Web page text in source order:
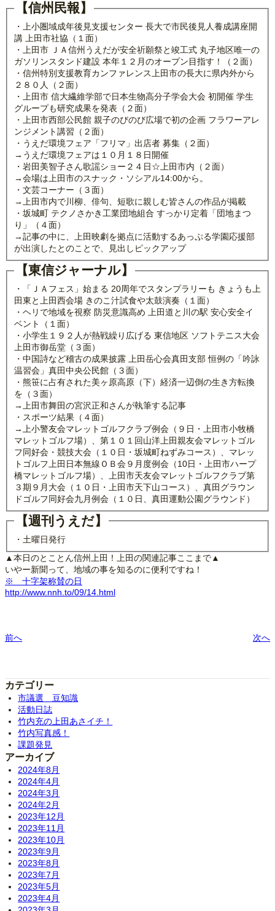
【信州民報】
・上小圏域成年後見支援センター 長大で市民後見人養成講座開
講 上田市社協（１面）
・上田市 ＪＡ信州うえだが安全祈願祭と竣工式 丸子地区唯一の
ガソリンスタンド建設 本年１２月のオープン目指す！（２面）
・信州特別支援教育カンファレンス上田市の長大に県内外から
２８０人（２面）
・上田市 信大繊維学部で日本生物高分子学会大会 初開催 学生
グループも研究成果を発表（２面）
・上田市西部公民館 親子のびのび広場で初の企画 フラワーアレ
ンジメント講習（２面）
・うえだ環境フェア「フリマ」出店者 募集（２面）
→うえだ環境フェアは１０月１８日開催
・岩田美智子さん歌謡ショー２４日☆上田市内（２面）
→会場は上田市のスナック・ソシアル14:00から。
・文芸コーナー（３面）
→上田市内で川柳、俳句、短歌に親しむ皆さんの作品が掲載
・坂城町 テクノさかき工業団地組合 すっかり定着「団地まつ
り」（４面）
→記事の中に、上田映劇を拠点に活動するあっぷる学園応援部
が出演したとのことで、見出しピックアップ
【東信ジャーナル】
・「ＪＡフェス」始まる 20周年でスタンプラリーも きょうも上
田東と上田西会場 きのこ汁試食や太鼓演奏（１面）
・ヘリで地域を視察 防災意識高め 上田道と川の駅 安心安全イ
ベント（１面）
・小学生１９２人が熱戦繰り広げる 東信地区 ソフトテニス大会
上田市御岳堂（３面）
・中国詩など稽古の成果披露 上田岳心会真田支部 恒例の「吟詠
温習会」真田中央公民館（３面）
・熊笹に占有された美ヶ原高原（下）経済一辺倒の生き方転換
を（３面）
→上田市舞田の宮沢正和さんが執筆する記事
・スポーツ結果（４面）
→上小警友会マレットゴルフクラブ例会（９日・上田市小牧橋
マレットゴルフ場）、第１０１回山洋上田親友会マレットゴル
フ同好会・競技大会（１０日・坂城町ねずみコース）、マレッ
トゴルフ上田日本無線ＯＢ会９月度例会（10日・上田市ハープ
橋マレットゴルフ場）、上田市天友会マレットゴルフクラブ第
３期９月大会（１０日・上田市天下山コース）、真田グラウン
ドゴルフ同好会九月例会（１０日、真田運動公園グラウンド）
【週刊うえだ】
・土曜日発行
▲本日のとことん信州上田！上田の関連記事ここまで▲
いやー新聞って、地域の事を知るのに便利ですね！
※ 十字架称賛の日
http://www.nnh.to/09/14.html
前へ 次へ
カテゴリー
市議選 豆知識
活動日誌
竹内充の上田あさイチ！
竹内写真感！
課題発見
アーカイブ
2024年8月
2024年4月
2024年3月
2024年2月
2023年12月
2023年11月
2023年10月
2023年9月
2023年8月
2023年7月
2023年5月
2023年4月